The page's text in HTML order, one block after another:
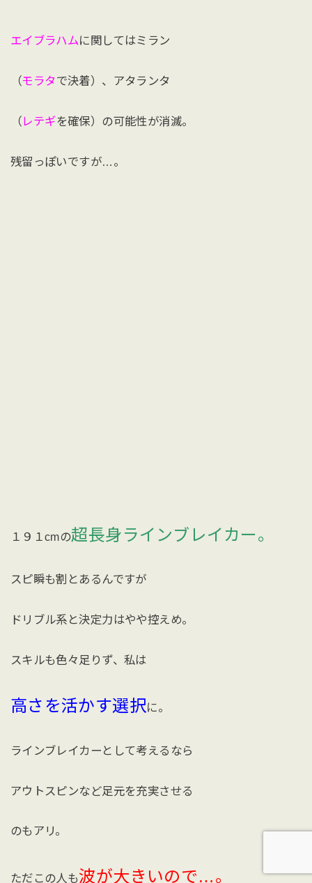
エイブラハムに関してはミラン
（モラタで決着）、アタランタ
（レテギを確保）の可能性が消滅。
残留っぽいですが…。
１９１cmの超長身ラインブレイカー。
スピ瞬も割とあるんですが
ドリブル系と決定力はやや控えめ。
スキルも色々足りず、私は
高さを活かす選択に。
ラインブレイカーとして考えるなら
アウトスピンなど足元を充実させる
のもアリ。
ただこの人も波が大きいので…。